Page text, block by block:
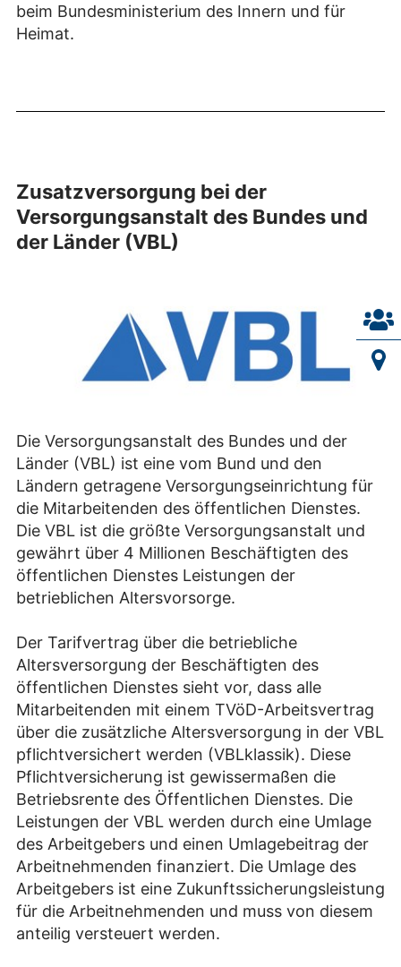
beim Bundesministerium des Innern und für
Heimat.
Zusatzversorgung bei der
Versorgungsanstalt des Bundes und
der Länder (VBL)
Die Versorgungsanstalt des Bundes und der
Länder (VBL) ist eine vom Bund und den
Ländern getragene Versorgungseinrichtung für
die Mitarbeitenden des öffentlichen Dienstes.
Die VBL ist die größte Versorgungsanstalt und
gewährt über 4 Millionen Beschäftigten des
öffentlichen Dienstes Leistungen der
betrieblichen Altersvorsorge.
Der Tarifvertrag über die betriebliche
Altersversorgung der Beschäftigten des
öffentlichen Dienstes sieht vor, dass alle
Mitarbeitenden mit einem TVöD-Arbeitsvertrag
über die zusätzliche Altersversorgung in der VBL
pflichtversichert werden (VBLklassik). Diese
Pflichtversicherung ist gewissermaßen die
Betriebsrente des Öffentlichen Dienstes. Die
Leistungen der VBL werden durch eine Umlage
des Arbeitgebers und einen Umlagebeitrag der
Arbeitnehmenden finanziert. Die Umlage des
Arbeitgebers ist eine Zukunftssicherungsleistung
für die Arbeitnehmenden und muss von diesem
anteilig versteuert werden.